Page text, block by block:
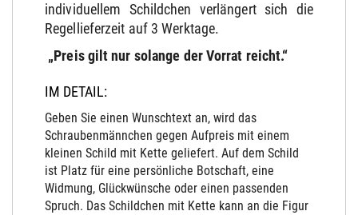
individuellem Schildchen verlängert sich die
Regellieferzeit auf 3 Werktage.
„Preis gilt nur solange der Vorrat reicht.“
IM DETAIL:
Geben Sie einen Wunschtext an, wird das
Schraubenmännchen gegen Aufpreis mit einem
kleinen Schild mit Kette geliefert. Auf dem Schild
ist Platz für eine persönliche Botschaft, eine
Widmung, Glückwünsche oder einen passenden
Spruch. Das Schildchen mit Kette kann an die Figur